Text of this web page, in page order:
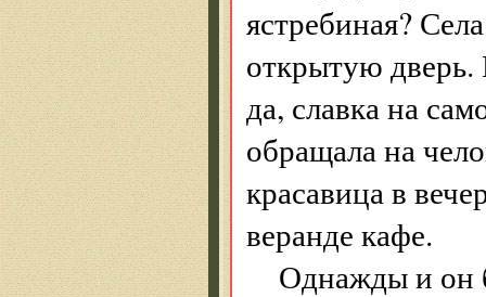
ястребиная?
открытую дверь.
да, славка на
обращала на
красавица в
веранде кафе.
Однажды и он